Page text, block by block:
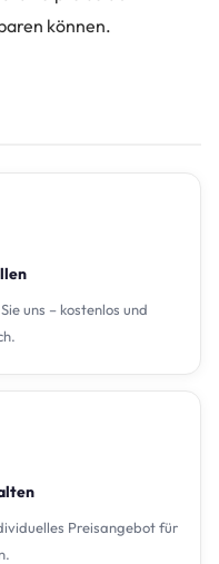
können.
uns – kostenlos und
Preisangebot für